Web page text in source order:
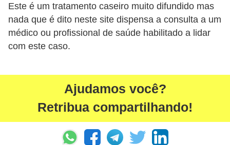
Este é um tratamento caseiro muito difundido mas
nada que é dito neste site dispensa a consulta a um
médico ou profissional de saúde habilitado a lidar
com este caso.
Ajudamos você?
Retribua compartilhando!